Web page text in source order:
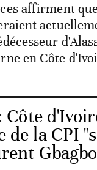
affirment
en Côte
Côte
la CPI
Gbagbo